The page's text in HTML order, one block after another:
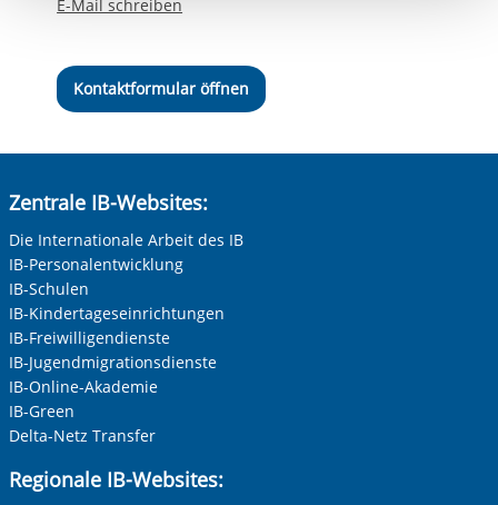
E-Mail schreiben
Kontaktformular öffnen
Zentrale IB-Websites:
Die Internationale Arbeit des IB
IB-Personalentwicklung
IB-Schulen
IB-Kindertageseinrichtungen
IB-Freiwilligendienste
IB-Jugendmigrationsdienste
IB-Online-Akademie
IB-Green
Delta-Netz Transfer
Regionale IB-Websites: